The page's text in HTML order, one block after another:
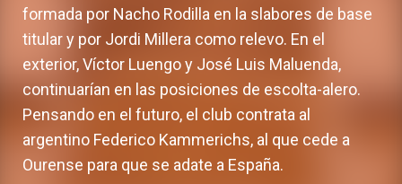
formada por Nacho Rodilla en la slabores de base
titular y por Jordi Millera como relevo. En el
exterior, Víctor Luengo y José Luis Maluenda,
continuarían en las posiciones de escolta-alero.
Pensando en el futuro, el club contrata al
argentino Federico Kammerichs, al que cede a
Ourense para que se adate a España.